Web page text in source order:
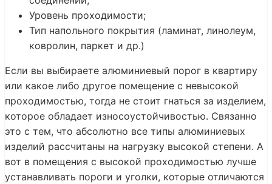
Уровень проходимости;
Тип напольного покрытия (ламинат, линолеум,
ковролин, паркет и др.)
Если вы выбираете алюминиевый порог в квартиру
или какое либо другое помещение с невысокой
проходимостью, тогда не стоит гнаться за изделием,
которое обладает износоустойчивостью. Связанно
это с тем, что абсолютно все типы алюминиевых
изделий рассчитаны на нагрузку высокой степени. А
вот в помещения с высокой проходимостью лучше
устанавливать пороги и уголки, которые отличаются